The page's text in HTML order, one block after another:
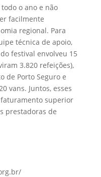
o ano e não
facilmente
regional. Para
técnica de apoio,
festival envolveu 15
3.820 refeições),
de Porto Seguro e
vans. Juntos, esses
superior
prestadoras de